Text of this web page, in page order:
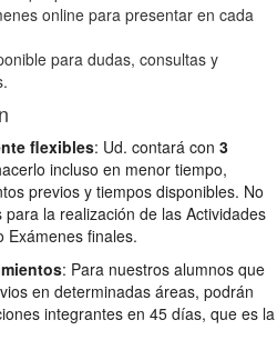
online para presentar en cada
para dudas, consultas y
flexibles: Ud. contará con 3
incluso en menor tiempo,
previos y tiempos disponibles. No
la realización de las Actividades
Exámenes finales.
: Para nuestros alumnos que
en determinadas áreas, podrán
integrantes en 45 días, que es la